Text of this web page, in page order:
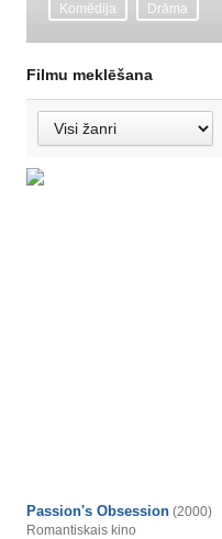
Komēdija Drāma
Filmu meklēšana
Passion's Obsession (2000)
Romantiskais kino